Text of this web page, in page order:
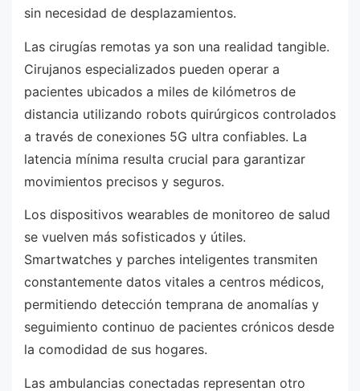
sin necesidad de desplazamientos.
Las cirugías remotas ya son una realidad tangible.
Cirujanos especializados pueden operar a
pacientes ubicados a miles de kilómetros de
distancia utilizando robots quirúrgicos controlados
a través de conexiones 5G ultra confiables. La
latencia mínima resulta crucial para garantizar
movimientos precisos y seguros.
Los dispositivos wearables de monitoreo de salud
se vuelven más sofisticados y útiles.
Smartwatches y parches inteligentes transmiten
constantemente datos vitales a centros médicos,
permitiendo detección temprana de anomalías y
seguimiento continuo de pacientes crónicos desde
la comodidad de sus hogares.
Las ambulancias conectadas representan otro